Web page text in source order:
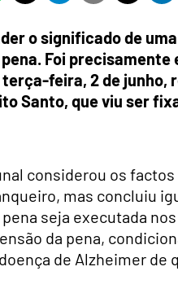
o significado de
Foi precisamente
feira, 2 de junho,
Santo, que viu ser
considerou os
mas concluiu
seja executada
da pena,
de Alzheimer de